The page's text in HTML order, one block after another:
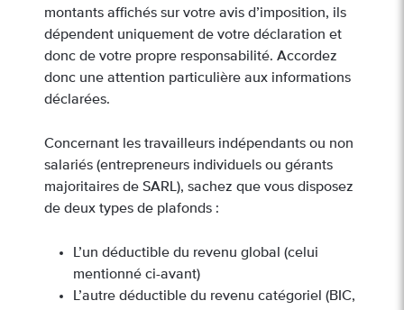
montants affichés sur votre avis d’imposition, ils
dépendent uniquement de votre déclaration et
donc de votre propre responsabilité. Accordez
donc une attention particulière aux informations
déclarées.
Concernant les travailleurs indépendants ou non
salariés (entrepreneurs individuels ou gérants
majoritaires de SARL), sachez que vous disposez
de deux types de plafonds :
L’un déductible du revenu global (celui
mentionné ci-avant)
L’autre déductible du revenu catégoriel (BIC,